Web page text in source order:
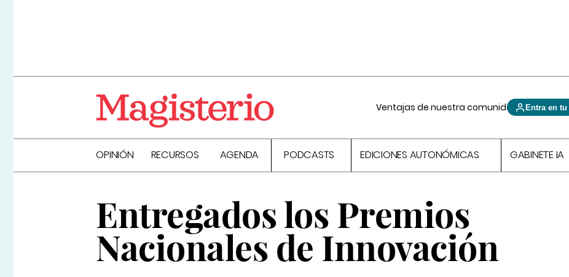
Ventajas de nuestra comunidad Entra en tu
OPINIÓN RECURSOS AGENDA PODCASTS EDICIONES AUTONÓMICAS GABINETE IA
Entregados los Premios
Nacionales de Innovación